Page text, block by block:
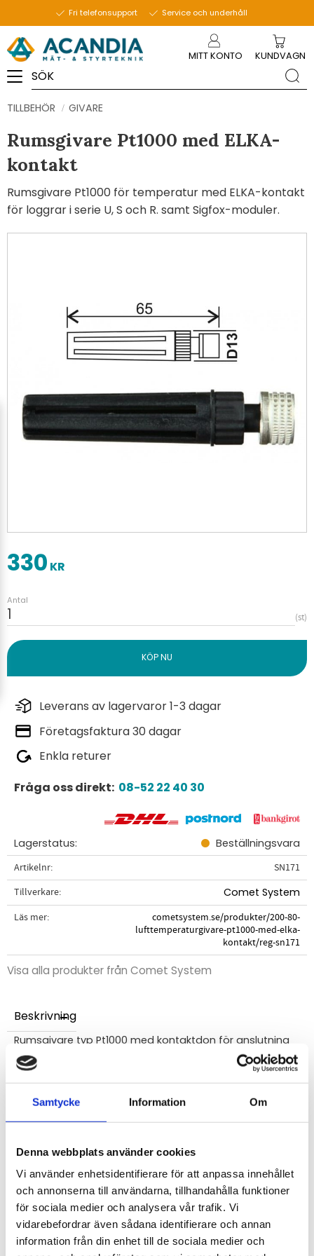
Samtycke Information Om
Denna webbplats använder cookies
Vi använder enhetsidentifierare för att anpassa innehållet
och annonserna till användarna, tillhandahålla funktioner
för sociala medier och analysera vår trafik. Vi
vidarebefordrar även sådana identifierare och annan
information från din enhet till de sociala medier och
Fri telefonsupport Service och underhåll
MITT KONTO KUNDVAGN
TILLBEHÖR GIVARE
Rumsgivare Pt1000 med ELKA-
kontakt
Rumsgivare Pt1000 för temperatur med ELKA-kontakt
för loggrar i serie U, S och R. samt Sigfox-moduler.
330 KR
Antal
st
Leverans av lagervaror 1-3 dagar
Företagsfaktura 30 dagar
Enkla returer
Fråga oss direkt: 08-52 22 40 30
Lagerstatus Beställningsvara
Artikelnr
SN171
Tillverkare
Comet System
Läs mer
cometsystem.se/produkter/200-80-
lufttemperaturgivare-pt1000-med-elka-
kontakt/reg-sn171
Visa alla produkter från Comet System
Beskrivning
Rumsgivare typ Pt1000 med kontaktdon för anslutning
till Comet dataloggrar i serie U, S och R samt Comet
Sigfox-moduler.
Sensor: L65 mm x D13 mm (se bild)
Mätområde: -30...+80°C
STÄLL EN FRÅGA OM PRODUKTEN
Omdömen